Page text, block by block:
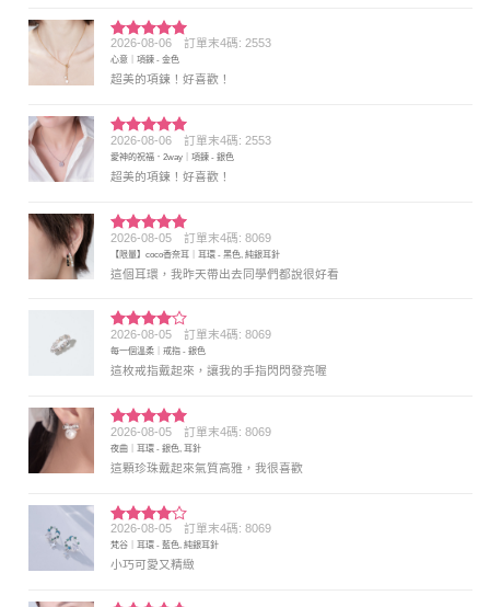
評分5 滿
分 5
2026-08-06 訂單末4碼: 2553
心意｜項鍊 - 金色
超美的項鍊！好喜歡！
評分5 滿
分 5
2026-08-06 訂單末4碼: 2553
愛神的祝福．2way｜項鍊 - 銀色
超美的項鍊！好喜歡！
評分5滿
分 5
2026-08-05 訂單末4碼: 8069
【限量】coco香奈耳｜耳環 - 黑色, 純銀耳針
這個耳環，我昨天帶出去同學們都說很好看
評分4
滿分 5
2026-08-05 訂單末4碼: 8069
每一個溫柔｜戒指 - 銀色
這枚戒指戴起來，讓我的手指閃閃發亮喔
評分5 滿
分 5
2026-08-05 訂單末4碼: 8069
夜曲｜耳環 - 銀色, 耳針
這顆珍珠戴起來氣質高雅，我很喜歡
評分4
滿分 5
2026-08-05 訂單末4碼: 8069
梵谷｜耳環 - 藍色, 純銀耳針
小巧可愛又精緻